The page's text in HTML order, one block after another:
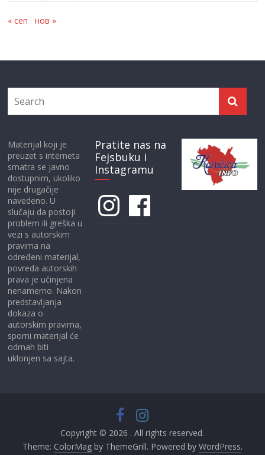
« сеп нов »
Materijal koji je
preuzet s interneta
smatra se javno
dostupnim, ukoliko
nije drugačije
navedeno. U
slučaju da postoji
problem ili greška u
vezi s autorskim
pravima na
određeni materijal,
povreda autorskih
prava je učinjena
nenamerno. Nakon
predstavljanja
dokaza o
autorskim pravima,
sporni materijal će
odmah biti
uklonjen sa sajta.
Pratite nas na
Fejsbuku i
Instagramu
InstagramFacebook
Copyright © 2026 . All rights reserved.
Theme: ColorMagby ThemeGrill. Powered by WordPress.